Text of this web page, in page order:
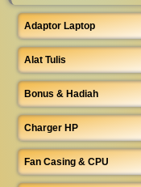
Adaptor Laptop
Alat Tulis
Bonus & Hadiah
Charger HP
Fan Casing & CPU